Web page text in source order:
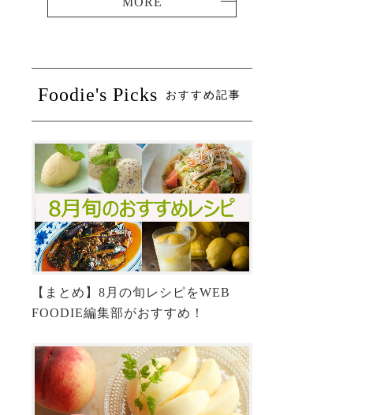
Foodie's Picks おすすめ記事
【まとめ】8月の旬レシピをWEB
FOODIE編集部がおすすめ！